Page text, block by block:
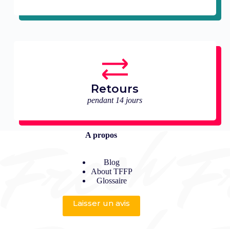
Retours
pendant 14 jours
A propos
Blog
About TFFP
Glossaire
Laisser un avis